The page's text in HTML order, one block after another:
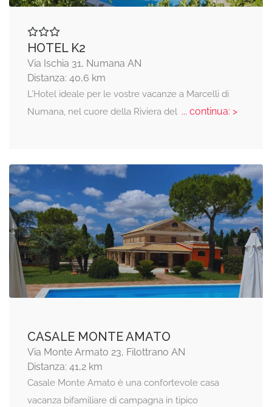
HOTEL K2
Via Ischia 31, Numana AN
Distanza: 40,6 km
L’Hotel ideale per le vostre vacanze a Marcelli di
Numana, nel cuore della Riviera del... continua: >
CASALE MONTE AMATO
Via Monte Armato 23, Filottrano AN
Distanza: 41,2 km
Casale Monte Amato è una confortevole casa
vacanza bifamiliare di campagna in tipico